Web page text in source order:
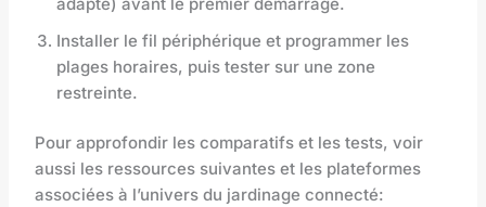
Installer le fil périphérique et programmer les
plages horaires, puis tester sur une zone
restreinte.
Pour approfondir les comparatifs et les tests, voir
aussi les ressources suivantes et les plateformes
associées à l’univers du jardinage connecté: